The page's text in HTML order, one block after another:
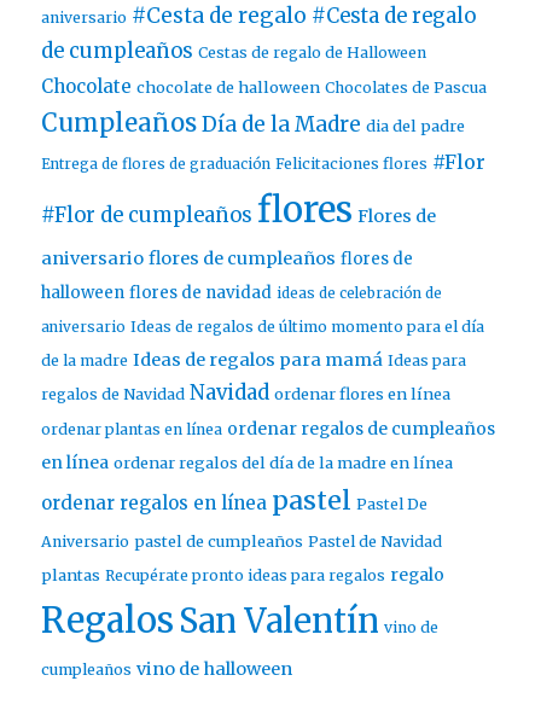
aniversario #Cesta de regalo #Cesta de regalo
de cumpleaños Cestas de regalo de Halloween
Chocolate chocolate de halloween Chocolates de Pascua
Cumpleaños Día de la Madre dia del padre
Entrega de flores de graduación Felicitaciones flores #Flor
#Flor de cumpleaños flores Flores de
aniversario flores de cumpleaños flores de
halloween flores de navidad ideas de celebración de
aniversario Ideas de regalos de último momento para el día
de la madre Ideas de regalos para mamá Ideas para
regalos de Navidad Navidad ordenar flores en línea
ordenar plantas en línea ordenar regalos de cumpleaños
en línea ordenar regalos del día de la madre en línea
ordenar regalos en línea pastel Pastel De
Aniversario pastel de cumpleaños Pastel de Navidad
plantas Recupérate pronto ideas para regalos regalo
Regalos San Valentín vino de
cumpleaños vino de halloween